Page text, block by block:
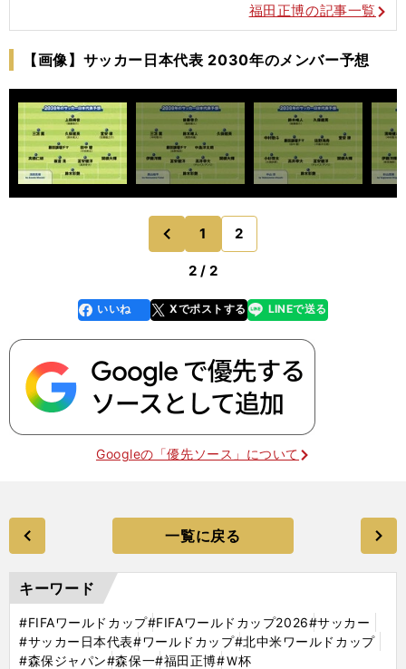
福田正博の記事一覧
【画像】サッカー日本代表 2030年のメンバー予想
前
1 2
2 / 2
faceboo
k
いいね Xでポストする
line LINEで送る
Googleの「優先ソース」について
一覧に戻る
キーワード
#FIFAワールドカップ#FIFAワールドカップ2026#サッカー
#サッカー日本代表#ワールドカップ#北中米ワールドカップ
#森保ジャパン#森保一#福田正博#Ｗ杯